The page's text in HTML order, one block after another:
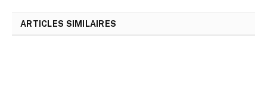
ARTICLES SIMILAIRES